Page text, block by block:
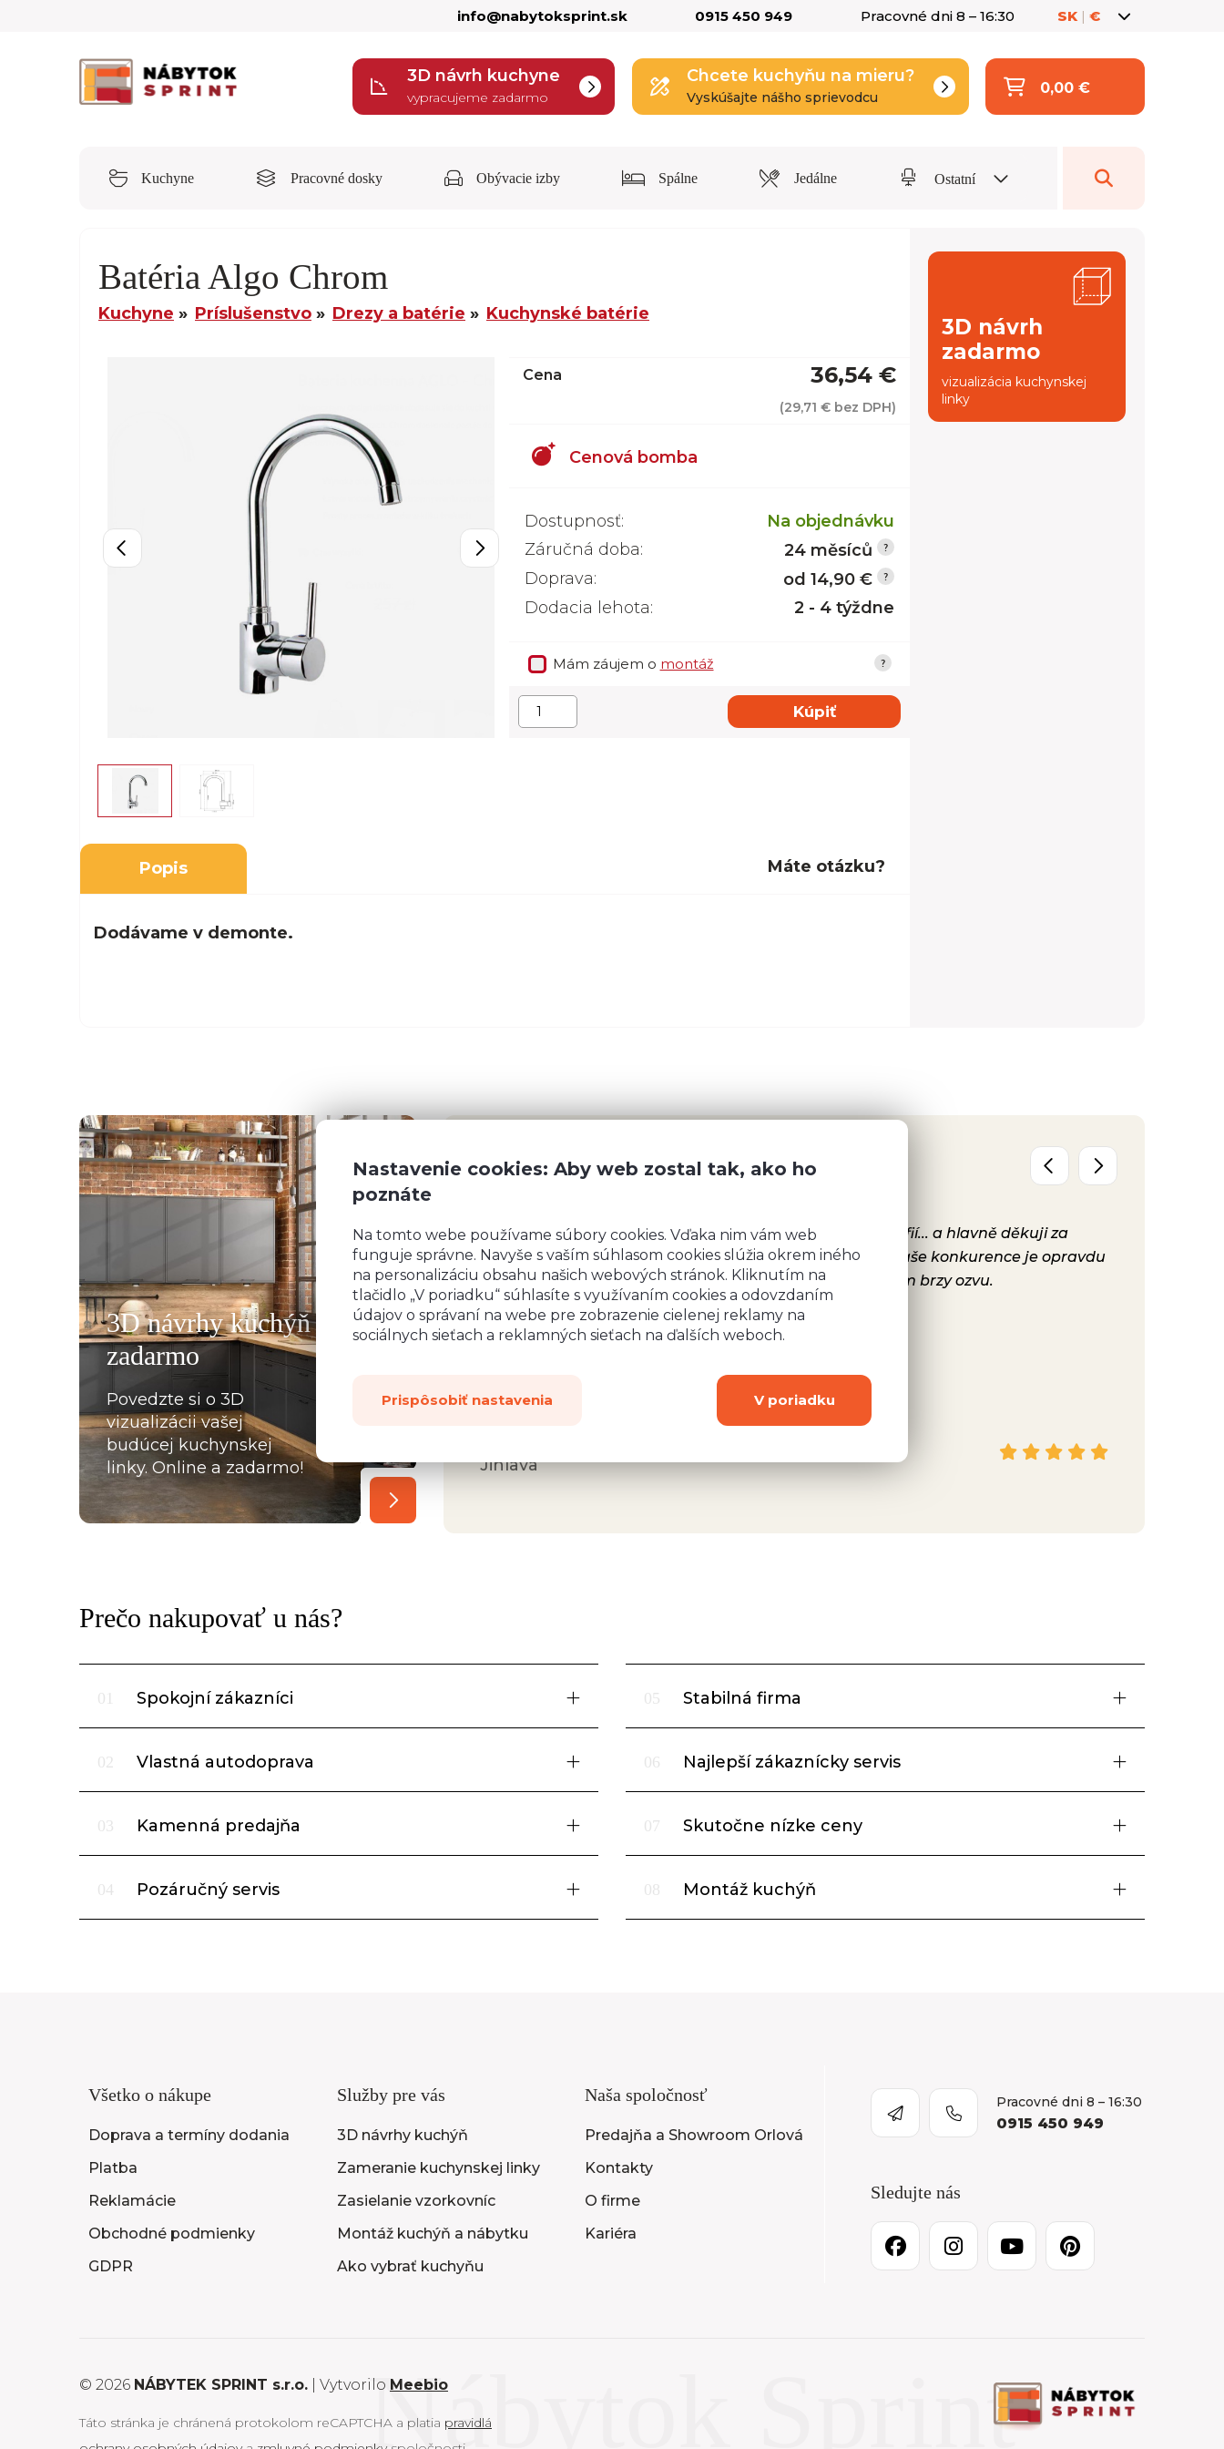
info@nabytoksprint.sk 0915 450 949 Pracovné dni 8 – 16:30 SK | €
3D návrh kuchyne
vypracujeme zadarmo
Chcete kuchyňu na mieru?
Vyskúšajte nášho sprievodcu
0,00 €
Kuchyne Pracovné dosky Obývacie izby Spálne Jedálne Ostatní
Batéria Algo Chrom
Kuchyne Príslušenstvo Drezy a batérie Kuchynské batérie
Cena 36,54 €
(29,71 € bez DPH)
Cenová bomba
Dostupnosť:
Na objednávku
Záručná doba:
24 měsíců
Doprava:
od 14,90 €
Dodacia lehota:
2 - 4 týždne
Mám záujem o montáž
Kúpiť
Popis Máte otázku?
Dodávame v demonte.
3D návrh
zadarmo
vizualizácia kuchynskej
linky
3D návrhy kuchýň
zadarmo
Povedzte si o 3D
vizualizácii vašej
budúcej kuchynskej
linky. Online a zadarmo!
deseti. Kuchyň je krásná a kvalitní. Ochotný personál,
mi pomohla se vším a komunikovala ihned, bez prodlení.
které jsme postupně upravovaly, stejně tak mi poslala i
pracovních desek a korpusů skříní. Montéři u nás strávili
s každou překážkou, která na ně ať už ze strany
křivých zdí apod., vykoukla. Nakonec při předání
Jsem nadšený z vašeho rychlého jednání, ochoty, fotografií... a hlavně děkuji za
spoustu odpovědí. Váš přístup je zřejmě rarita, protože Vaše konkurence je opravdu
hodně za Vámi. Moc děkuji za odpověď a rozhodně se Vám brzy ozvu.
Jihlava
Prečo nakupovať u nás?
01 Spokojní zákazníci
02 Vlastná autodoprava
03 Kamenná predajňa
04 Pozáručný servis
05 Stabilná firma
06 Najlepší zákaznícky servis
07 Skutočne nízke ceny
08 Montáž kuchýň
Všetko o nákupe
Doprava a termíny dodania
Platba
Reklamácie
Obchodné podmienky
GDPR
Služby pre vás
3D návrhy kuchýň
Zameranie kuchynskej linky
Zasielanie vzorkovníc
Montáž kuchýň a nábytku
Ako vybrať kuchyňu
Naša spoločnosť
Predajňa a Showroom Orlová
Kontakty
O firme
Kariéra
Pracovné dni 8 – 16:30
0915 450 949
Sledujte nás
© 2026 NÁBYTEK SPRINT s.r.o. | Vytvorilo Meebio
Táto stránka je chránená protokolom reCAPTCHA a platia pravidlá
Nastavenie cookies: Aby web zostal tak, ako ho
poznáte
Na tomto webe používame súbory cookies. Vďaka nim vám web
funguje správne. Navyše s vaším súhlasom cookies slúžia okrem iného
na personalizáciu obsahu našich webových stránok. Kliknutím na
tlačidlo „V poriadku“ súhlasíte s využívaním cookies a odovzdaním
údajov o správaní na webe pre zobrazenie cielenej reklamy na
sociálnych sieťach a reklamných sieťach na ďalších weboch.
Prispôsobiť nastavenia V poriadku